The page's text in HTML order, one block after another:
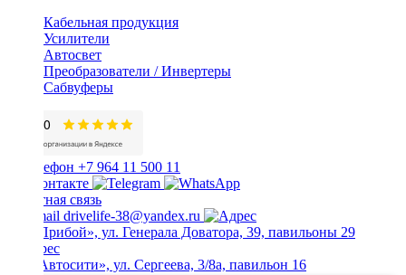
Кабельная продукция
Усилители
Автосвет
Преобразователи / Инвертеры
Сабвуферы
+7 964 11 500 11
Обратная связь
drivelife-38@yandex.ru
ТЦ «Прибой», ул. Генерала Доватора, 39, павильоны 29
ТЦ «Автосити», ул. Сергеева, 3/8а, павильон 16